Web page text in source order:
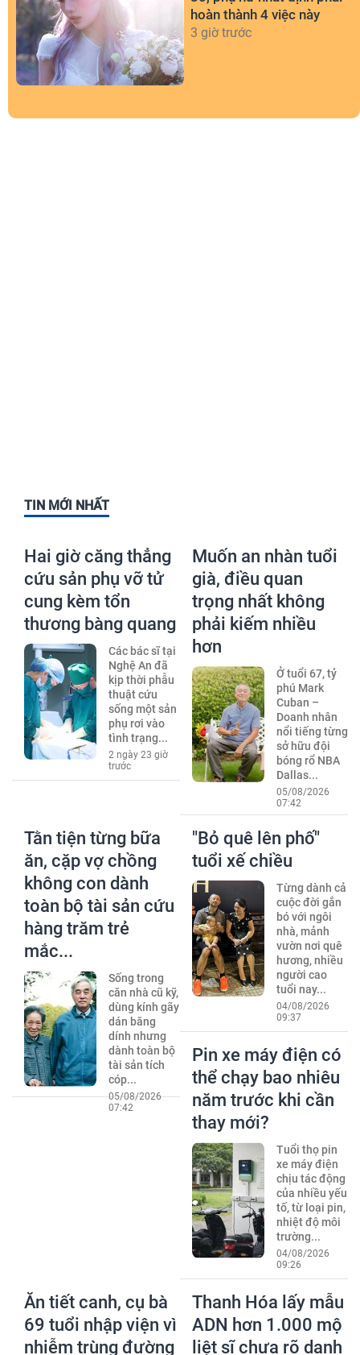
hoàn thành 4 việc này
3 giờ trước
TIN MỚI NHẤT
Hai giờ căng thẳng
cứu sản phụ vỡ tử
cung kèm tổn
thương bàng quang
Các bác sĩ tại
Nghệ An đã
kịp thời phẫu
thuật cứu
sống một sản
phụ rơi vào
tình trạng...
2 ngày 23 giờ
trước
Muốn an nhàn tuổi
già, điều quan
trọng nhất không
phải kiếm nhiều
hơn
Ở tuổi 67, tỷ
phú Mark
Cuban –
Doanh nhân
nổi tiếng từng
sở hữu đội
bóng rổ NBA
Dallas...
05/08/2026
07:42
Tằn tiện từng bữa
ăn, cặp vợ chồng
không con dành
toàn bộ tài sản cứu
hàng trăm trẻ
mắc...
Sống trong
căn nhà cũ kỹ,
dùng kính gãy
dán băng
dính nhưng
dành toàn bộ
tài sản tích
cóp...
05/08/2026
07:42
"Bỏ quê lên phố"
tuổi xế chiều
Từng dành cả
cuộc đời gắn
bó với ngôi
nhà, mảnh
vườn nơi quê
hương, nhiều
người cao
tuổi nay...
04/08/2026
09:37
Pin xe máy điện có
thể chạy bao nhiêu
năm trước khi cần
thay mới?
Tuổi thọ pin
xe máy điện
chịu tác động
của nhiều yếu
tố, từ loại pin,
nhiệt độ môi
trường...
04/08/2026
09:26
Ăn tiết canh, cụ bà
69 tuổi nhập viện vì
nhiễm trùng đường
Thanh Hóa lấy mẫu
ADN hơn 1.000 mộ
liệt sĩ chưa rõ danh